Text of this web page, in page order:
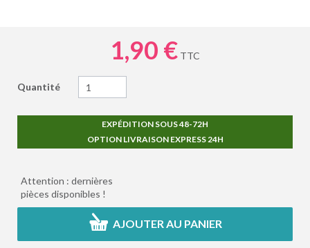
1,90 € TTC
Quantité
EXPÉDITION SOUS 48-72H
OPTION LIVRAISON EXPRESS 24H
Attention : dernières
pièces disponibles !
AJOUTER AU PANIER